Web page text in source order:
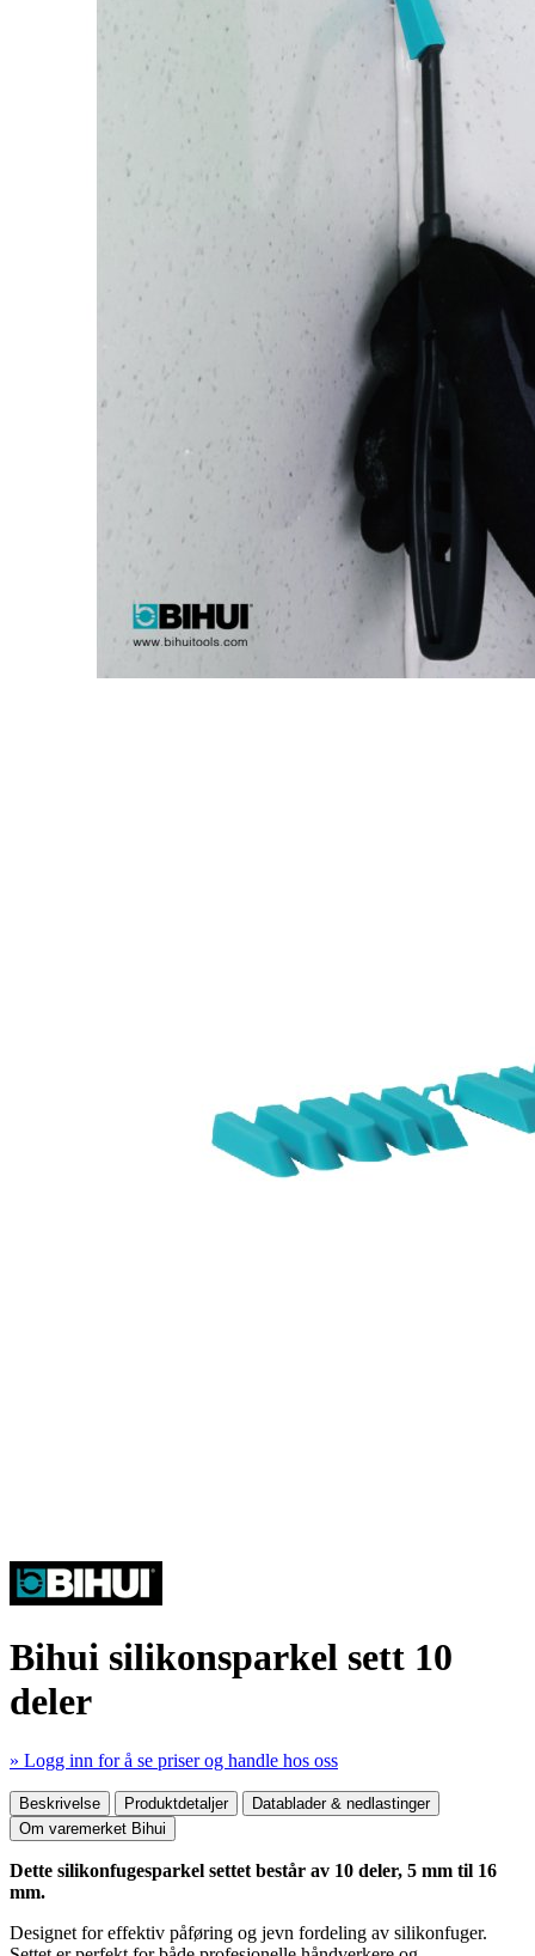
Bihui silikonsparkel sett 10
deler
» Logg inn for å se priser og handle hos oss
Mer produktdetaljer
Beskrivelse Produktdetaljer
Datablader & nedlastinger
Om varemerket Bihui
Dette silikonfugesparkel settet består av 10 deler, 5 mm til 16
mm.
Designet for effektiv påføring og jevn fordeling av silikonfuger.